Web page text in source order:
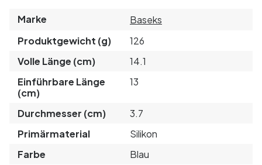
Marke
Baseks
Produktgewicht (g)
126
Volle Länge (cm)
14.1
Einführbare Länge
(cm)
13
Durchmesser (cm)
3.7
Primärmaterial
Silikon
Farbe
Blau